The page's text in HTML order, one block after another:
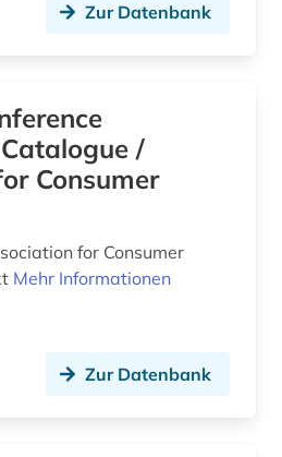
(1)
Zur Datenbank
/
Consumer
for Consumer
Mehr Informationen
Zur Datenbank